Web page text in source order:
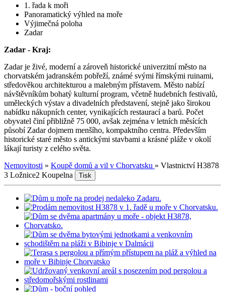
1. řada k moři
Panoramatický výhled na moře
Výjimečná poloha
Zadar
Zadar - Kraj:
Zadar je živé, moderní a zároveň historické univerzitní město na
chorvatském jadranském pobřeží, známé svými římskými ruinami,
středověkou architekturou a malebným přístavem. Město nabízí
návštěvníkům bohatý kulturní program, včetně hudebních festivalů,
uměleckých výstav a divadelních představení, stejně jako širokou
nabídku nákupních center, vynikajících restaurací a barů. Počet
obyvatel činí přibližně 75 000, avšak zejména v letních měsících
působí Zadar dojmem menšího, kompaktního centra. Především
historické staré město s antickými stavbami a krásné pláže v okolí
lákají turisty z celého světa.
Nemovitosti » Koupě domů a vil v Chorvatsku » Vlastnictví H3878
3 Ložnice2 Koupelna Tisk